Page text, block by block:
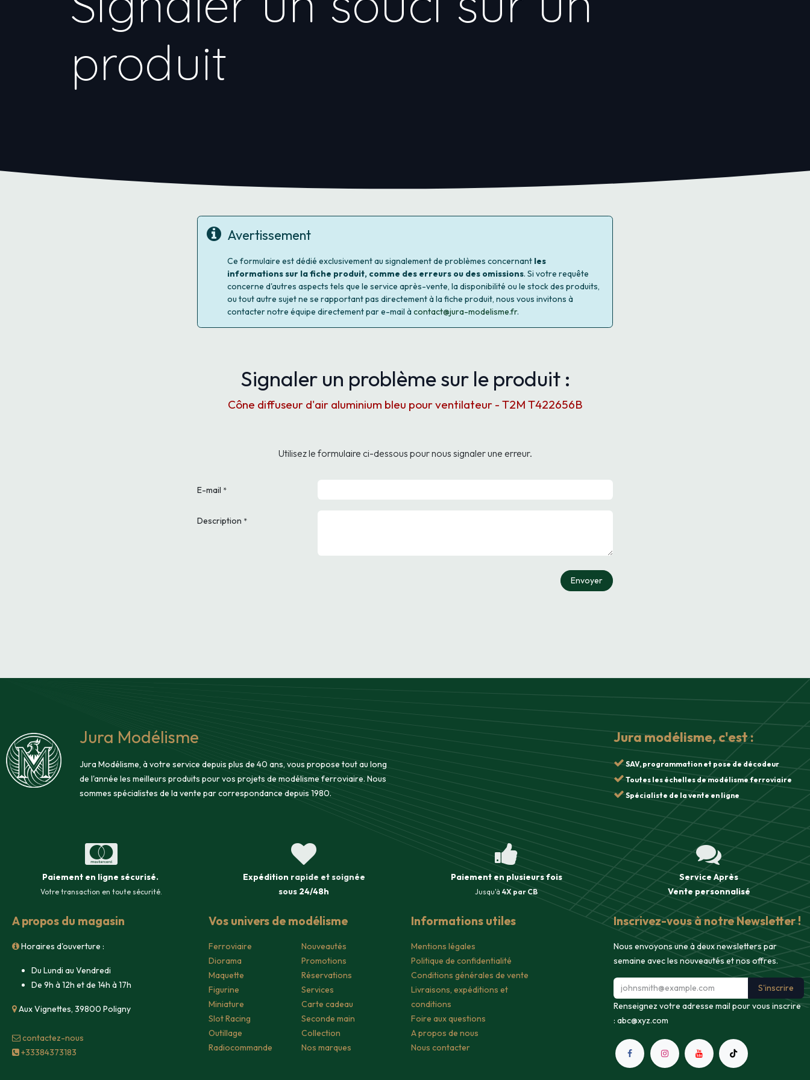
produit
Avertissement
Ce formulaire est dédié exclusivement au signalement de problèmes concernant les
informations sur la fiche produit, comme des erreurs ou des omissions. Si votre requête
concerne d'autres aspects tels que le service après-vente, la disponibilité ou le stock des produits,
ou tout autre sujet ne se rapportant pas directement à la fiche produit, nous vous invitons à
contacter notre équipe directement par e-mail à contact@jura-modelisme.fr.
Signaler un problème sur le produit :
Cône diffuseur d'air aluminium bleu pour ventilateur - T2M T422656B
Utilisez le formulaire ci-dessous pour nous signaler une erreur.
E-mail *
Description *
Envoyer
Jura Modélisme
Jura Modélisme, à votre service depuis plus de 40 ans, vous propose tout au long
de l'année les meilleurs produits pour vos projets de modélisme ferroviaire. Nous
sommes spécialistes de la vente par correspondance depuis 1980.
Paiement en ligne sécurisé.
Votre transaction en toute sécurité.
Expédition rapide et soignée
sous 24/48h
Paiement en plusieurs fois
Jusqu'à 4X par CB
Service Après
Ventepersonnalisé
A propos du magasin
Horaires d'ouverture :
Du Lundi au Vendredi
De 9h à 12h et de 14h à 17h
Aux Vignettes, 39800 Poligny
contacte​z-nous
+33384373183
Vos univers de modélisme
Ferroviaire
Diorama
Maquette
Figurine
Miniature
Slot Racing
Outillage
Radiocommande
Nouveautés
Promotions
Réservations
Services
Carte cadeau
Seconde main
Collection
Nos marques
Informations utiles
Mentions légales
Politique de confidentialité
Conditions générales de vente
Livraisons, expéditions et
conditions
Foire aux questions
A propos de nous
Nous contacter
Inscrivez-vous à notre Newsletter !
Nous envoyons une à deux newsletters par
semaine avec les nouveautés et nos offres.
S'inscrire
Renseignez votre adresse mail pour vous inscrire
: abc@xyz.com
Jura modélisme, c'est :
SAV, programmation et pose de décodeur
Toutes les échelles de modélisme ferroviaire
Spécialiste de la vente en ligne